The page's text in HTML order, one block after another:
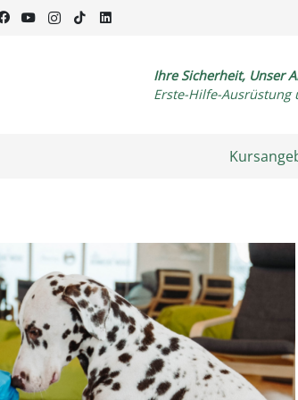
Ihre Sicherheit, Unser
Erste-Hilfe-